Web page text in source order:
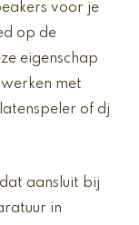
voor je
op de
eigenschap
met
of dj
dat aansluit bij
in